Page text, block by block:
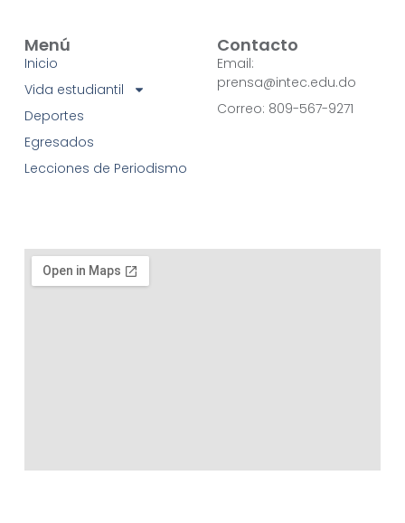
Menú
Inicio
Vida estudiantil
Deportes
Egresados
Lecciones de Periodismo
Contacto
Email:
prensa@intec.edu.do
Correo: 809-567-9271